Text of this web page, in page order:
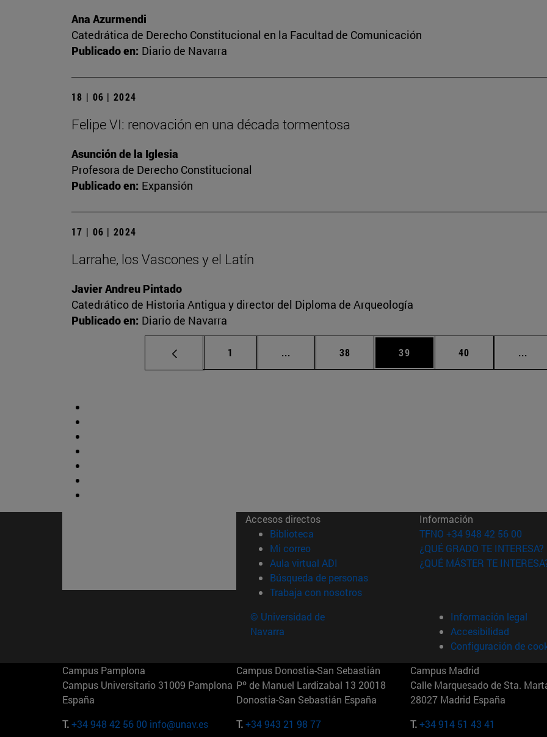
Ana Azurmendi
Catedrática de Derecho Constitucional en la Facultad de Comunicación
Publicado en: Diario de Navarra
18 | 06 | 2024
Felipe VI: renovación en una década tormentosa
Asunción de la Iglesia
Profesora de Derecho Constitucional
Publicado en: Expansión
17 | 06 | 2024
Larrahe, los Vascones y el Latín
Javier Andreu Pintado
Catedrático de Historia Antigua y director del Diploma de Arqueología
Publicado en: Diario de Navarra
Página
1 ... Páginas intermedias Use TAB para desplazarse.
Página
38 Página
39 Página
40 ...
Accesos directos
Biblioteca (abre en nueva ventana)
Mi correo(abre en nueva ventana)
Aula virtual ADI (abre en nueva ventana)
Búsqueda de personas(abre en nueva ventana)
Trabaja con nosotros(abre en nueva ventana)
Información
TFNO +34 948 42 56 00
¿QUÉ GRADO TE INTERESA?
¿QUÉ MÁSTER TE
© Universidad de
Navarra
Información legal
Accesibilidad
Configuración de
Campus Pamplona
Campus Universitario 31009 Pamplona
España
T.+34 948 42 56 00 info@unav.es
Campus Donostia-San Sebastián
Pº de Manuel Lardizabal 13 20018
Donostia-San Sebastián España
T.+34 943 21 98 77
Campus Madrid
Calle Marquesado de Sta.
28027 Madrid España
T.+34 914 51 43 41